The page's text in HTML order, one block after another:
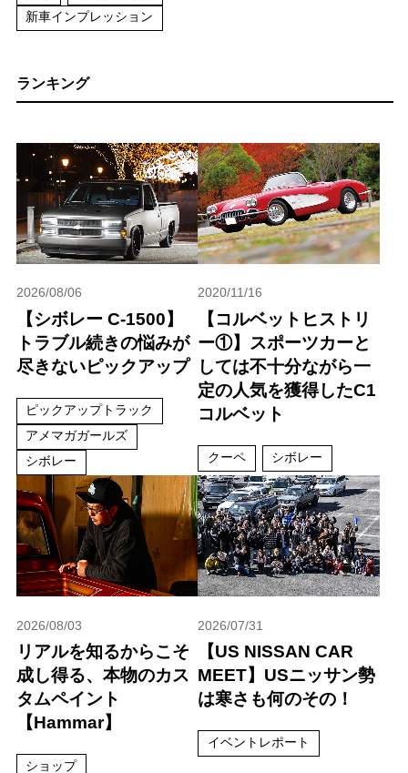
新車インプレッション
ランキング
2026/08/06
【シボレー C-1500】
トラブル続きの悩みが
尽きないピックアップ
ピックアップトラック
アメマガガールズ
シボレー
2020/11/16
【コルベットヒストリ
ー①】スポーツカーと
しては不十分ながら一
定の人気を獲得したC1
コルベット
クーペ シボレー
2026/08/03
リアルを知るからこそ
成し得る、本物のカス
タムペイント
【Hammar】
ショップ
2026/07/31
【US NISSAN CAR
MEET】USニッサン勢
は寒さも何のその！
イベントレポート